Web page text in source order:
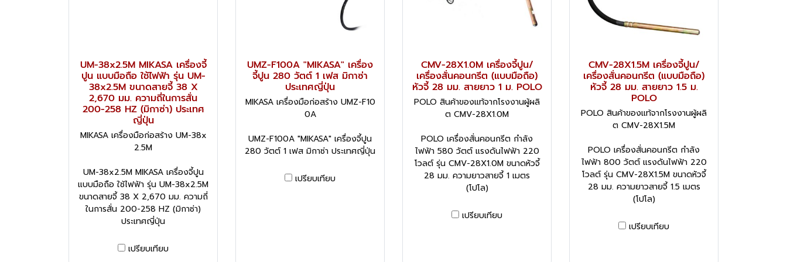
UM-38x2.5M MIKASA เครื่องจี้
ปูน แบบมือถือ ใช้ไฟฟ้า รุ่น UM-
38x2.5M ขนาดสายจี้ 38 X
2,670 มม. ความถี่ในการสั่น
200-258 HZ (มิกาซ่า) ประเทศ
ญี่ปุ่น
MIKASA เครื่องมือก่อสร้าง UM-38x
2.5M
UM-38x2.5M MIKASA เครื่องจี้ปูน
แบบมือถือ ใช้ไฟฟ้า รุ่น UM-38x2.5M
ขนาดสายจี้ 38 X 2,670 มม. ความถี่
ในการสั่น 200-258 HZ (มิกาซ่า)
ประเทศญี่ปุ่น
เปรียบเทียบ
UMZ-F100A "MIKASA" เครื่อง
จี้ปูน 280 วัตต์ 1 เฟส มิกาซ่า
ประเทศญี่ปุ่น
MIKASA เครื่องมือก่อสร้าง UMZ-F10
0A
UMZ-F100A "MIKASA" เครื่องจี้ปูน
280 วัตต์ 1 เฟส มิกาซ่า ประเทศญี่ปุ่น
เปรียบเทียบ
CMV-28X1.0M เครื่องจี้ปูน/
เครื่องสั่นคอนกรีต (แบบมือถือ)
หัวจี้ 28 มม. สายยาว 1 ม. POLO
POLO สินค้าของแท้จากโรงงานผู้ผลิ
ต CMV-28X1.0M
POLO เครื่องสั่นคอนกรีต กำลัง
ไฟฟ้า 580 วัตต์ แรงดันไฟฟ้า 220
โวลต์ รุ่น CMV-28X1.0M ขนาดหัวจี้
28 มม. ความยาวสายจี้ 1 เมตร
(โปโล)
เปรียบเทียบ
CMV-28X1.5M เครื่องจี้ปูน/
เครื่องสั่นคอนกรีต (แบบมือถือ)
หัวจี้ 28 มม. สายยาว 1.5 ม.
POLO
POLO สินค้าของแท้จากโรงงานผู้ผลิ
ต CMV-28X1.5M
POLO เครื่องสั่นคอนกรีต กำลัง
ไฟฟ้า 800 วัตต์ แรงดันไฟฟ้า 220
โวลต์ รุ่น CMV-28X1.5M ขนาดหัวจี้
28 มม. ความยาวสายจี้ 1.5 เมตร
(โปโล)
เปรียบเทียบ